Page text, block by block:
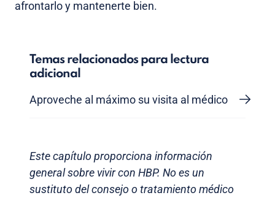
afrontarlo y mantenerte bien.
Temas relacionados para lectura
adicional
Aproveche al máximo su visita al médico
Este capítulo proporciona información
general sobre vivir con HBP. No es un
sustituto del consejo o tratamiento médico